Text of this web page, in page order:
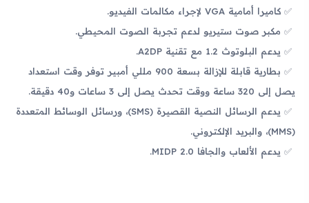
كاميرا أمامية VGA لإجراء مكالمات الفيديو.
مكبر صوت ستيريو لدعم تجربة الصوت المحيطي.
يدعم البلوتوث 1.2 مع تقنية A2DP.
بطارية قابلة للإزالة بسعة 900 مللي أمبير توفر وقت استعداد
يصل إلى 320 ساعة ووقت تحدث يصل إلى 3 ساعات و40 دقيقة.
يدعم الرسائل النصية القصيرة (SMS)، ورسائل الوسائط المتعددة
(MMS)، والبريد الإلكتروني.
يدعم الألعاب والجافا MIDP 2.0.